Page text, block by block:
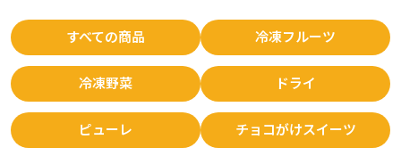
すべての商品 冷凍フルーツ
冷凍野菜 ドライ
ピューレ チョコがけスイーツ